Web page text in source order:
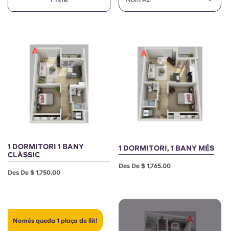
Deutsch
Selecciona una residència
Inicia la sessió
Reserva ara
1 DORMITORI 1 BANY
CLÀSSIC
Des De $ 1,750.00
1 DORMITORI, 1 BANY MÉS
Des De $ 1,765.00
Només queda 1 plaça de llit!